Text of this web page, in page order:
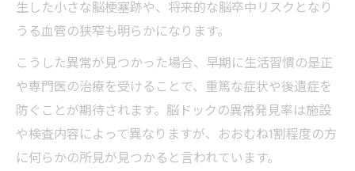
脳ドックの異常発見が将来予防に直結する
理由
費用面から考える脳ドック受診の意義
脳ドックの費用と検査内容のバランスを解
説
脳ドック受診費用の相場と得られる安心材
生した小さな脳梗塞跡や、将来的な脳卒中リスクとなり
うる血管の狭窄も明らかになります。
こうした異常が見つかった場合、早期に生活習慣の是正
や専門医の治療を受けることで、重篤な症状や後遺症を
防ぐことが期待されます。脳ドックの異常発見率は施設
や検査内容によって異なりますが、おおむね1割程度の方
に何らかの所見が見つかると言われています。